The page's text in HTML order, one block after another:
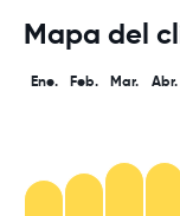
Mapa del
Ene. Feb. Mar. Abr.